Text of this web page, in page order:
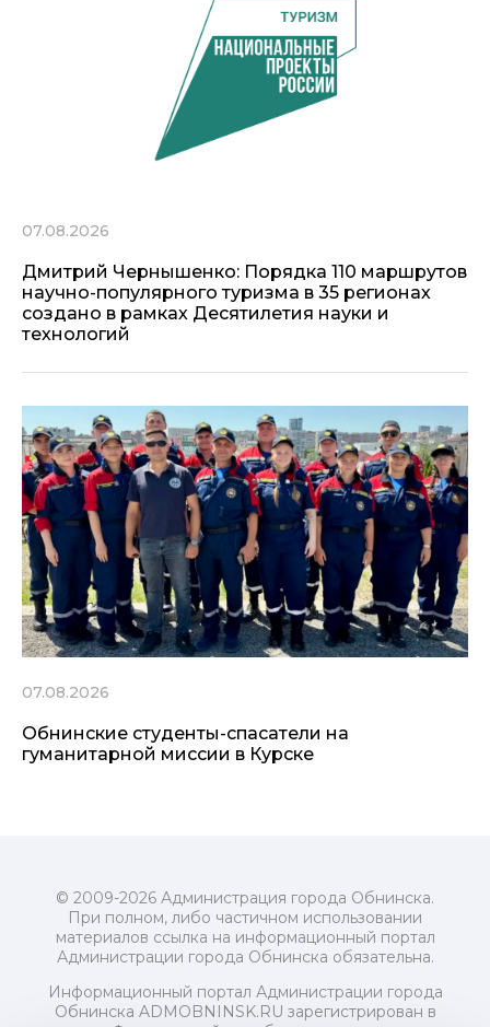
07.08.2026
Дмитрий Чернышенко: Порядка 110 маршрутов
научно-популярного туризма в 35 регионах
создано в рамках Десятилетия науки и
технологий
07.08.2026
Обнинские студенты-спасатели на
гуманитарной миссии в Курске
© 2009-2026 Администрация города Обнинска.
При полном, либо частичном использовании
материалов ссылка на информационный портал
Администрации города Обнинска обязательна.
Информационный портал Администрации города
Обнинска ADMOBNINSK.RU зарегистрирован в